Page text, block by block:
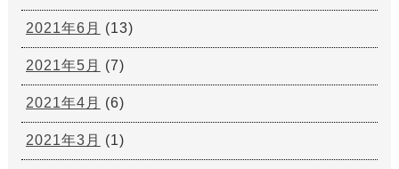
2021年6月 (13)
2021年5月 (7)
2021年4月 (6)
2021年3月 (1)